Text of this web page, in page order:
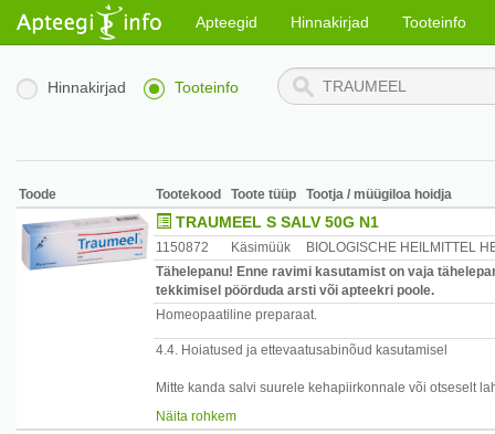
Apteegid Hinnakirjad Tooteinfo
Hinnakirjad Tooteinfo
Toode Tootekood Toote tüüp Tootja / müügiloa hoidja
TRAUMEEL S SALV 50G N1
1150872 Käsimüük
BIOLOGISCHE HEILMITTEL
Tähelepanu! Enne ravimi kasutamist on vaja
tekkimisel pöörduda arsti või apteekri poole.
Homeopaatiline preparaat.
4.4. Hoiatused ja ettevaatusabinõud kasutamisel
Mitte kanda salvi suurele kehapiirkonnale või otseselt
Näita rohkem